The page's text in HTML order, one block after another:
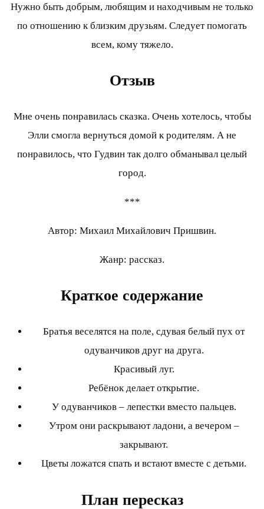
Нужно быть добрым, любящим и находчивым не только
по отношению к близким друзьям. Следует помогать
всем, кому тяжело.
Отзыв
Мне очень понравилась сказка. Очень хотелось, чтобы
Элли смогла вернуться домой к родителям. А не
понравилось, что Гудвин так долго обманывал целый
город.
***
Автор: Михаил Михайлович Пришвин.
Жанр: рассказ.
Краткое содержание
Братья веселятся на поле, сдувая белый пух от
одуванчиков друг на друга.
Красивый луг.
Ребёнок делает открытие.
У одуванчиков – лепестки вместо пальцев.
Утром они раскрывают ладони, а вечером –
закрывают.
Цветы ложатся спать и встают вместе с детьми.
План пересказ